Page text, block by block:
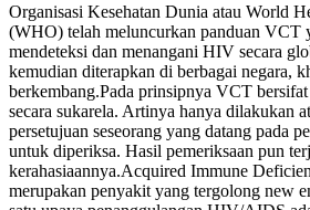
Organisasi Kesehatan Dunia atau World
(WHO) telah meluncurkan panduan VCT
mendeteksi dan menangani HIV secara
kemudian diterapkan di berbagai negara,
berkembang.Pada prinsipnya VCT
secara sukarela. Artinya hanya dilakukan
persetujuan seseorang yang datang pada
untuk diperiksa. Hasil pemeriksaan pun
kerahasiaannya.Acquired Immune
merupakan penyakit yang tergolong new